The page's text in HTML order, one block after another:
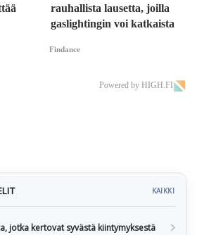
rauhallista lausetta, joilla
gaslightingin voi katkaista
Findance
Powered by HIGH.FI
KAIKKI
jotka kertovat syvästä kiintymyksestä